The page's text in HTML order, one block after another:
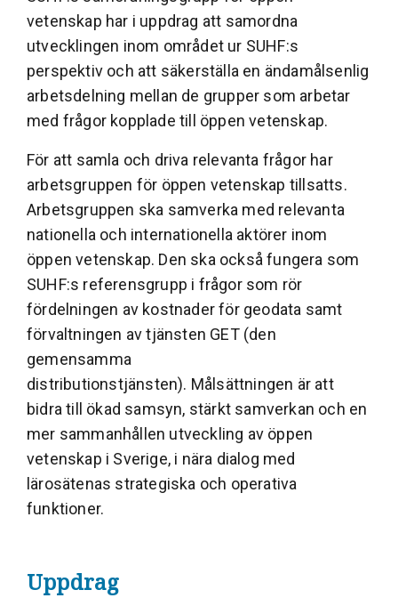
vetenskap har i uppdrag att samordna
utvecklingen inom området ur SUHF:s
perspektiv och att säkerställa en ändamålsenlig
arbetsdelning mellan de grupper som arbetar
med frågor kopplade till öppen vetenskap.
För att samla och driva relevanta frågor har
arbetsgruppen för öppen vetenskap tillsatts.
Arbetsgruppen ska samverka med relevanta
nationella och internationella aktörer inom
öppen vetenskap. Den ska också fungera som
SUHF:s referensgrupp i frågor som rör
fördelningen av kostnader för geodata samt
förvaltningen av tjänsten GET (den
gemensamma
distributionstjänsten). Målsättningen är att
bidra till ökad samsyn, stärkt samverkan och en
mer sammanhållen utveckling av öppen
vetenskap i Sverige, i nära dialog med
lärosätenas strategiska och operativa
funktioner.
Uppdrag